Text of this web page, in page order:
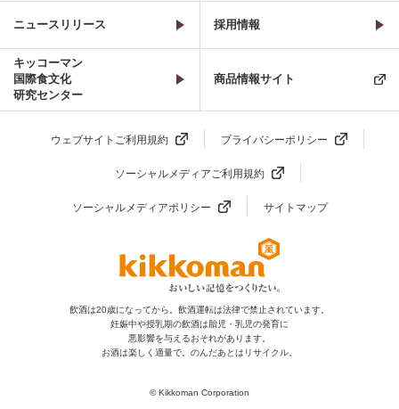
ニュースリリース 採用情報
キッコーマン
国際食文化
研究センター
商品情報サイト
ウェブサイトご利用規約 プライバシーポリシー
ソーシャルメディアご利用規約
ソーシャルメディアポリシー サイトマップ
飲酒は20歳になってから。飲酒運転は法律で禁止されています。
妊娠中や授乳期の飲酒は胎児・乳児の発育に
悪影響を与えるおそれがあります。
お酒は楽しく適量で。のんだあとはリサイクル。
© Kikkoman Corporation